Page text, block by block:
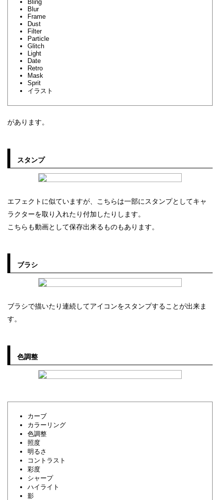
Bling
Blur
Frame
Dust
Filter
Particle
Glitch
Light
Date
Retro
Mask
Sprit
イラスト
があります。
スタンプ
エフェクトに似ていますが、こちらは一部にスタンプとしてキャ
ラクターを取り入れたり付加したりします。
こちらも動画として保存出来るものもあります。
ブラシ
ブラシで描いたり連続してアイコンをスタンプすることが出来ま
す。
色調整
カーブ
カラーリング
色調整
照度
明るさ
コントラスト
彩度
シャープ
ハイライト
影